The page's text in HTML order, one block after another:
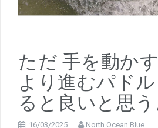
ただ 手を動か
より進むパド
ると良いと思
16/03/2025 North Ocean Blue